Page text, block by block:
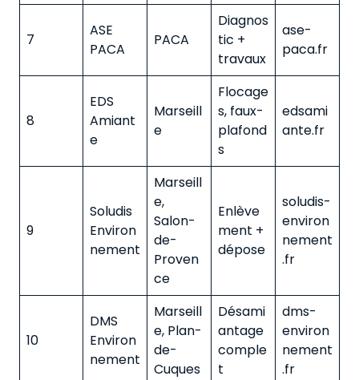
7
ASE
PACA
PACA
Diagnos
tic +
travaux
ase-
paca.fr
8
EDS
Amiant
e
Marseill
e
Flocage
s, faux-
plafond
s
edsami
ante.fr
9
Soludis
Environ
nement
Marseill
e,
Salon-
de-
Proven
ce
Enlève
ment +
dépose
soludis-
environ
nement
.fr
10
DMS
Environ
nement
Marseill
e, Plan-
de-
Cuques
Désami
antage
comple
t
dms-
environ
nement
.fr